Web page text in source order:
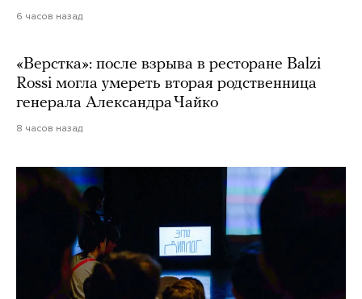
6 часов назад
«Верстка»: после взрыва в ресторане Balzi
Rossi могла умереть вторая родственница
генерала Александра Чайко
8 часов назад